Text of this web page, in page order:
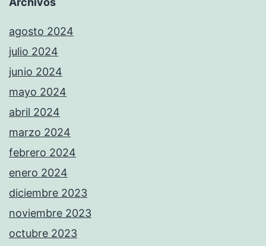
agosto 2024
julio 2024
junio 2024
mayo 2024
abril 2024
marzo 2024
febrero 2024
enero 2024
diciembre 2023
noviembre 2023
octubre 2023